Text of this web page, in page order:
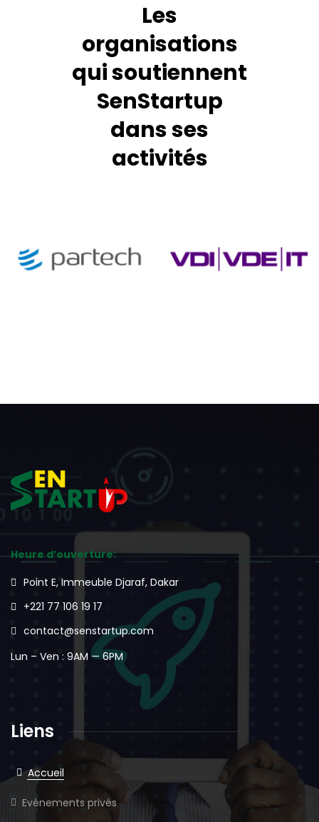
Les
organisations
qui soutiennent
SenStartup
dans ses
activités
Heure d’ouverture:
Point E, Immeuble Djaraf, Dakar
+221 77 106 19 17
contact@senstartup.com
Lun – Ven : 9AM — 6PM
Liens
Accueil
Evénements privés